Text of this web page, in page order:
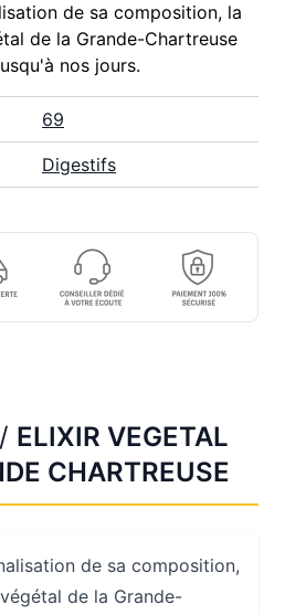
de sa composition, la
de la Grande-Chartreuse
nos jours.
69
Digestifs
ELIXIR VEGETAL
CHARTREUSE
de sa composition,
de la Grande-